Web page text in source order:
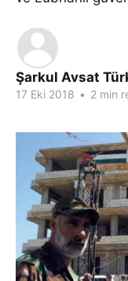
Şarkul Avsat
17 Eki 2018 • 2 min